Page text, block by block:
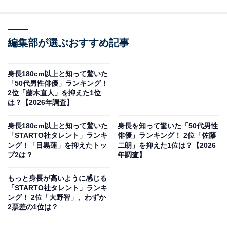
さんです。グループ内ではトップの身長180cm。細身の
スタイルと端正なビジュアルで、ファッション雑誌
『ViVi』（講談社）の人気企画「国宝級イケメンランキ
近年では俳優としても活躍しており、主演を務める作品
が続々と公開。3月20日に映画『君が最後に遺した
『M.I.S.S.I.O.N. 歌劇な潜入捜査官』、10月23日には映画
『うるわしの宵の月』が控えており、勢いに乗っていま
す。
編集部が選ぶおすすめ記事
身長180cm以上と知って驚いた
「50代男性俳優」ランキング！
2位「藤木直人」を抑えた1位
は？【2026年調査】
身長180cm以上と知って驚いた
「STARTO社タレント」ランキ
ング！「目黒蓮」を抑えたトッ
プ2は？
身長を知って驚いた「50代男性
俳優」ランキング！ 2位「佐藤
二朗」を抑えた1位は？【2026
年調査】
もっと身長が高いように感じる
「STARTO社タレント」ランキ
ング！ 2位「大野智」、わずか
2票差の1位は？